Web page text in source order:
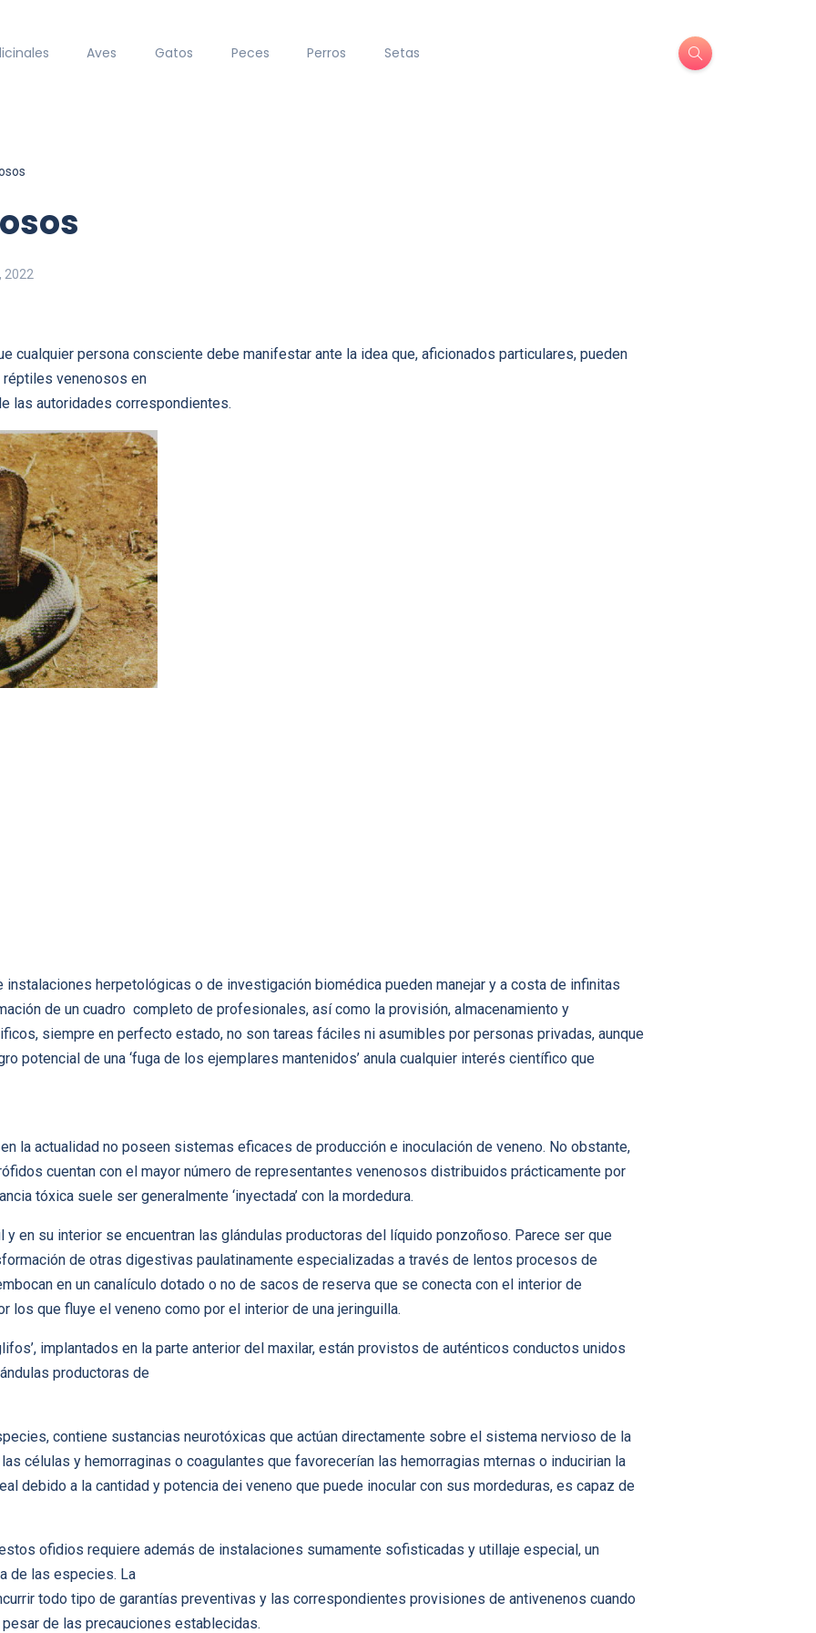
Aves Gatos Peces Perros Setas
2022
cualquier persona consciente debe manifestar ante la idea que, aficionados particulares, pueden
venenosos en
las autoridades correspondientes.
herpetológicas o de investigación biomédica pueden manejar y a costa de infinitas
de un cuadro completo de profesionales, así como la provisión, almacenamiento y
siempre en perfecto estado, no son tareas fáciles ni asumibles por personas privadas, aunque
potencial de una ‘fuga de los ejemplares mantenidos’ anula cualquier interés científico que
la actualidad no poseen sistemas eficaces de producción e inoculación de veneno. No obstante,
cuentan con el mayor número de representantes venenosos distribuidos prácticamente por
tóxica suele ser generalmente ‘inyectada’ con la mordedura.
en su interior se encuentran las glándulas productoras del líquido ponzoñoso. Parece ser que
de otras digestivas paulatinamente especializadas a través de lentos procesos de
en un canalículo dotado o no de sacos de reserva que se conecta con el interior de
los que fluye el veneno como por el interior de una jeringuilla.
implantados en la parte anterior del maxilar, están provistos de auténticos conductos unidos
productoras de
contiene sustancias neurotóxicas que actúan directamente sobre el sistema nervioso de la
células y hemorraginas o coagulantes que favorecerían las hemorragias mternas o inducirian la
debido a la cantidad y potencia dei veneno que puede inocular con sus mordeduras, es capaz de
ofidios requiere además de instalaciones sumamente sofisticadas y utillaje especial, un
de las especies. La
todo tipo de garantías preventivas y las correspondientes provisiones de antivenenos cuando
de las precauciones establecidas.